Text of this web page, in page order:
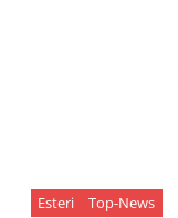
Esteri Top-News